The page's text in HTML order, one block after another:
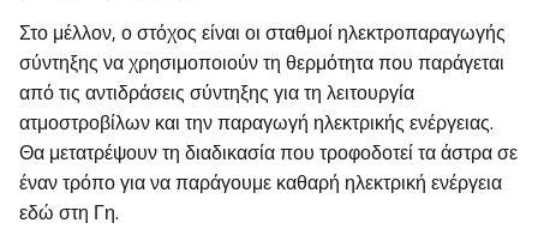
Στο μέλλον, ο στόχος είναι οι σταθμοί ηλεκτροπαραγωγής
σύντηξης να χρησιμοποιούν τη θερμότητα που παράγεται
από τις αντιδράσεις σύντηξης για τη λειτουργία
ατμοστροβίλων και την παραγωγή ηλεκτρικής ενέργειας.
Θα μετατρέψουν τη διαδικασία που τροφοδοτεί τα άστρα σε
έναν τρόπο για να παράγουμε καθαρή ηλεκτρική ενέργεια
εδώ στη Γη.